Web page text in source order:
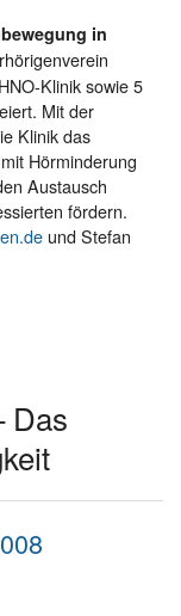
in
Klinik sowie 5
Mit der
Klinik das
Hörminderung
Austausch
fördern.
und Stefan
Das